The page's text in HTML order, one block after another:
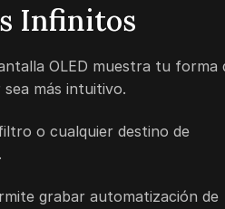
Infinitos
OLED muestra tu forma
más intuitivo.
o cualquier destino de
grabar automatización de